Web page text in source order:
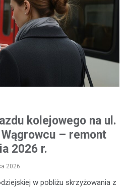
kolejowego na ul.
– remont
2026 r.
2026
w pobliżu skrzyżowania z